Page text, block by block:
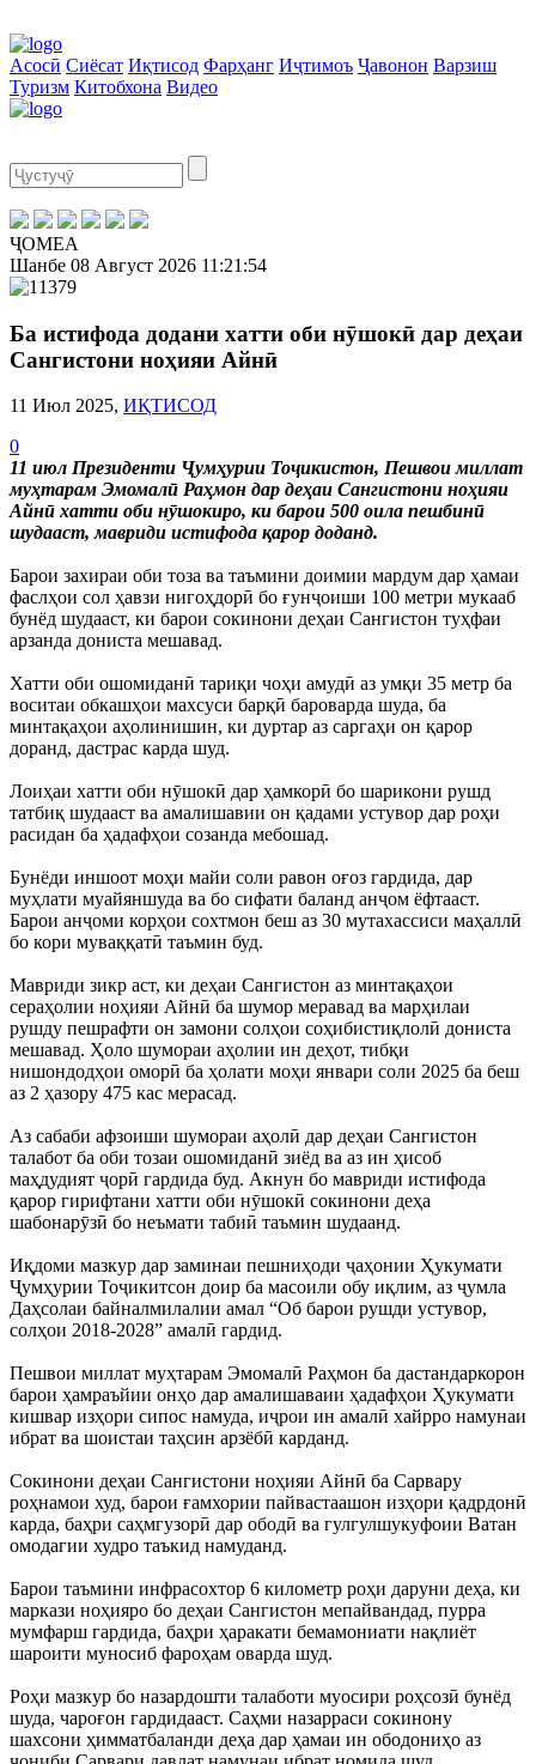
Асосӣ Сиёсат Иқтисод Фарҳанг Иҷтимоъ Ҷавонон Варзиш
Туризм Китобхона Видео
ҶОМЕА
Шанбе 08 Август 2026 11:21:55
Ба истифода додани хатти оби нӯшокӣ дар деҳаи
Сангистони ноҳияи Айнӣ
11 Июл 2025, ИҚТИСОД
0
11 июл Президенти Ҷумҳурии Тоҷикистон, Пешвои миллат
муҳтарам Эмомалӣ Раҳмон дар деҳаи Сангистони ноҳияи
Айнӣ хатти оби нӯшокиро, ки барои 500 оила пешбинӣ
шудааст, мавриди истифода қарор доданд.
Барои захираи оби тоза ва таъмини доимии мардум дар ҳамаи
фаслҳои сол ҳавзи нигоҳдорӣ бо ғунҷоиши 100 метри мукааб
бунёд шудааст, ки барои сокинони деҳаи Сангистон туҳфаи
арзанда дониста мешавад.
Хатти оби ошомиданӣ тариқи чоҳи амудӣ аз умқи 35 метр ба
воситаи обкашҳои махсуси барқӣ бароварда шуда, ба
минтақаҳои аҳолинишин, ки дуртар аз саргаҳи он қарор
доранд, дастрас карда шуд.
Лоиҳаи хатти оби нӯшокӣ дар ҳамкорӣ бо шарикони рушд
татбиқ шудааст ва амалишавии он қадами устувор дар роҳи
расидан ба ҳадафҳои созанда мебошад.
Бунёди иншоот моҳи майи соли равон оғоз гардида, дар
муҳлати муайяншуда ва бо сифати баланд анҷом ёфтааст.
Барои анҷоми корҳои сохтмон беш аз 30 мутахассиси маҳаллӣ
бо кори муваққатӣ таъмин буд.
Мавриди зикр аст, ки деҳаи Сангистон аз минтақаҳои
сераҳолии ноҳияи Айнӣ ба шумор меравад ва марҳилаи
рушду пешрафти он замони солҳои соҳибистиқлолӣ дониста
мешавад. Ҳоло шумораи аҳолии ин деҳот, тибқи
нишондодҳои оморӣ ба ҳолати моҳи январи соли 2025 ба беш
аз 2 ҳазору 475 кас мерасад.
Аз сабаби афзоиши шумораи аҳолӣ дар деҳаи Сангистон
талабот ба оби тозаи ошомиданӣ зиёд ва аз ин ҳисоб
маҳдудият ҷорӣ гардида буд. Акнун бо мавриди истифода
қарор гирифтани хатти оби нӯшокӣ сокинони деҳа
шабонарӯзӣ бо неъмати табиӣ таъмин шудаанд.
Иқдоми мазкур дар заминаи пешниҳоди ҷаҳонии Ҳукумати
Ҷумҳурии Тоҷикитсон доир ба масоили обу иқлим, аз ҷумла
Даҳсолаи байналмилалии амал “Об барои рушди устувор,
солҳои 2018-2028” амалӣ гардид.
Пешвои миллат муҳтарам Эмомалӣ Раҳмон ба дастандаркорон
барои ҳамраъйии онҳо дар амалишаваии ҳадафҳои Ҳукумати
кишвар изҳори сипос намуда, иҷрои ин амалӣ хайрро намунаи
ибрат ва шоистаи таҳсин арзёбӣ карданд.
Сокинони деҳаи Сангистони ноҳияи Айнӣ ба Сарвару
роҳнамои худ, барои ғамхории пайвастаашон изҳори қадрдонӣ
карда, баҳри саҳмгузорӣ дар ободӣ ва гулгулшукуфоии Ватан
омодагии худро таъкид намуданд.
Барои таъмини инфрасохтор 6 километр роҳи даруни деҳа, ки
маркази ноҳияро бо деҳаи Сангистон мепайвандад, пурра
мумфарш гардида, баҳри ҳаракати бемамониати нақлиёт
шароити муносиб фароҳам оварда шуд.
Роҳи мазкур бо назардошти талаботи муосири роҳсозӣ бунёд
шуда, чароғон гардидааст. Саҳми назарраси сокинону
шахсони ҳимматбаланди деҳа дар ҳамаи ин ободониҳо аз